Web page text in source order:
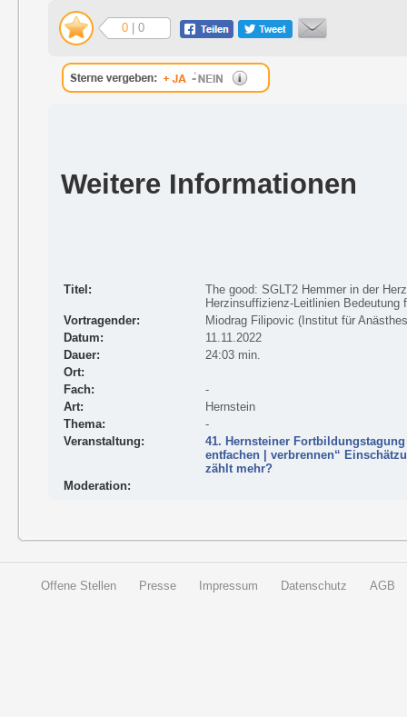
0 | 0
Weitere Informationen
Titel:
The good: SGLT2 Hemmer in der
Herzinsuffizienz-Leitlinien Bedeutung
Vortragender:
Miodrag Filipovic (Institut für
Datum:
11.11.2022
Dauer:
24:03 min.
Ort:
Fach:
-
Art:
Hernstein
Thema:
-
Veranstaltung:
41. Hernsteiner
entfachen | verbrennen“
zählt mehr?
Moderation:
Offene Stellen Presse Impressum Datenschutz AGB